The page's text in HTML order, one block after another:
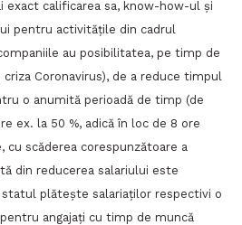
calificarea sa, know-how-ul și
pentru activitățile din cadrul
au posibilitatea, pe timp de
Coronavirus), de a reduce timpul
o anumită perioadă de timp (de
ex. la 50 %, adică în loc de 8 ore
cu scăderea corespunzătoare a
din reducerea salariului este
plătește salariaților respectivi o
angajați cu timp de muncă